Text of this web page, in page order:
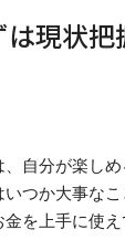
現状把
自分が楽し
つか大事なこ
を上手に使え